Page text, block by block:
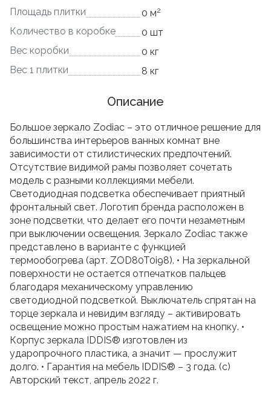
Площадь плитки 0 м2
Количество в коробке
0 шт
Вес коробки
0 кг
Вес 1 плитки
8 кг
Описание
Большое зеркало Zodiac – это отличное решение для
большинства интерьеров ванных комнат вне
зависимости от стилистических предпочтений.
Отсутствие видимой рамы позволяет сочетать
модель с разными коллекциями мебели.
Светодиодная подсветка обеспечивает приятный
фронтальный свет. Логотип бренда расположен в
зоне подсветки, что делает его почти незаметным
при выключении освещения. Зеркало Zodiac также
представлено в варианте с функцией
термообогрева (арт. ZOD80T0i98). • На зеркальной
поверхности не остается отпечатков пальцев
благодаря механическому управлению
светодиодной подсветкой. Выключатель спрятан на
торце зеркала и невидим взгляду – активировать
освещение можно простым нажатием на кнопку. •
Корпус зеркала IDDIS® изготовлен из
ударопрочного пластика, а значит — прослужит
долго. • Гарантия на мебель IDDIS® – 3 года. (с)
Авторский текст, апрель 2022 г.